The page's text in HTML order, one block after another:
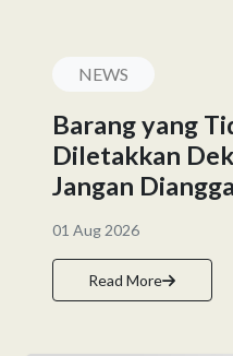
NEWS
Barang yang
Diletakkan
Jangan
01 Aug 2026
Read More